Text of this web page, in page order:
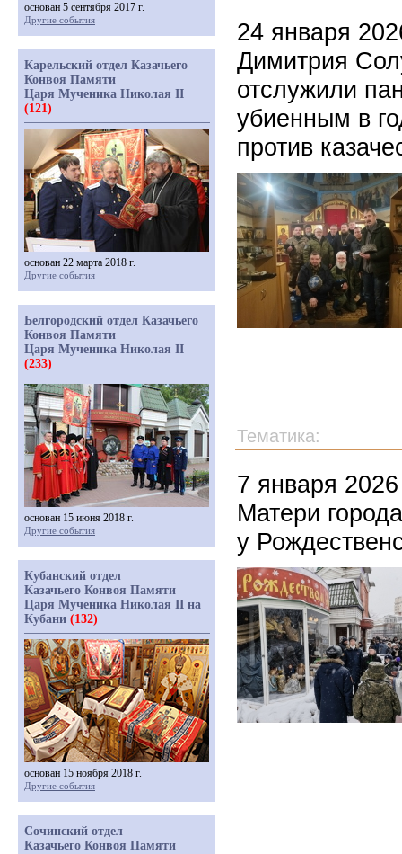
24 января
Димитрия
отслужили
убиенным в
против
Тематика:
7 января
Матери
у
основан 5 сентября 2017 г.
Другие события
Карельский отдел Казачьего
Конвоя Памяти
Царя Мученика Николая II
(121)
основан 22 марта 2018 г.
Другие события
Белгородский отдел Казачьего
Конвоя Памяти
Царя Мученика Николая II
(233)
основан 15 июня 2018 г.
Другие события
Кубанский отдел
Казачьего Конвоя Памяти
Царя Мученика Николая II на
Кубани (132)
основан 15 ноября 2018 г.
Другие события
Сочинский отдел
Казачьего Конвоя Памяти